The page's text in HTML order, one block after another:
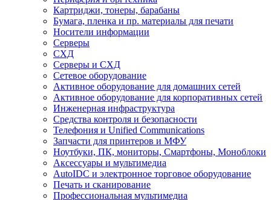
Картриджи, тонеры, барабаны
Бумага, пленка и пр. материалы для печати
Носители информации
Серверы
СХД
Серверы и СХД
Сетевое оборудование
Активное оборудование для домашних сетей
Активное оборудование для корпоративных сетей
Инженерная инфраструктура
Средства контроля и безопасности
Телефония и Unified Communications
Запчасти для принтеров и МФУ
Ноутбуки, ПК, мониторы, Смартфоны, Моноблоки
Аксессуары и мультимедиа
AutoIDC и электронное торговое оборудование
Печать и сканирование
Профессиональная мультимедиа